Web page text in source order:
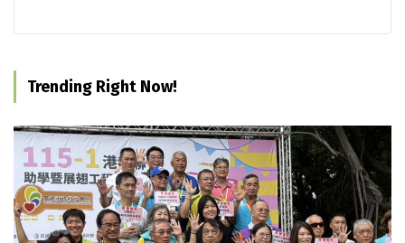
Trending Right Now!